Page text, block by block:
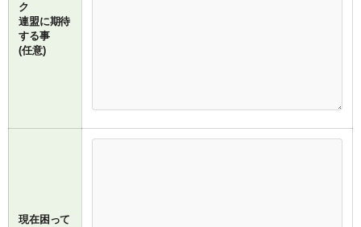
ク
連盟に期待
する事
(任意)
現在困って